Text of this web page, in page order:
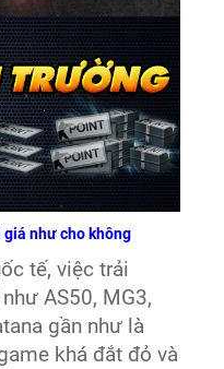
như cho không
tế, việc trải
AS50, MG3,
gần như là
khá đắt đỏ và